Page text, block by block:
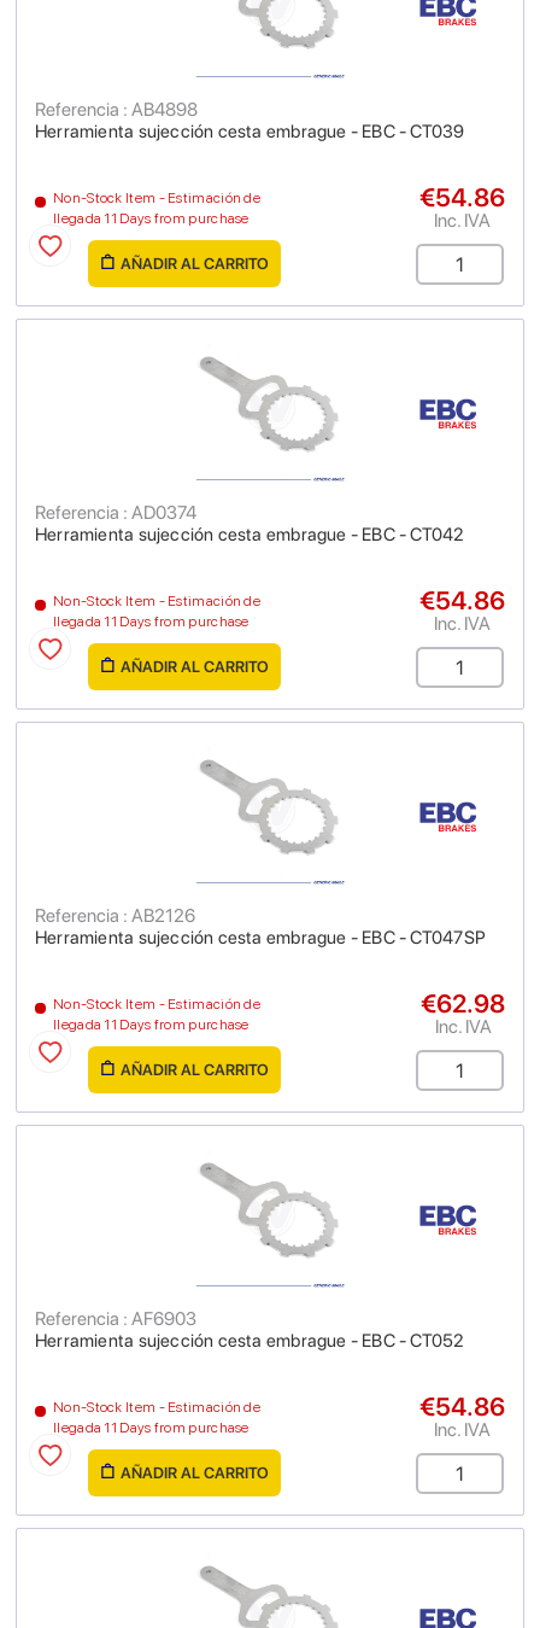
Herramienta sujección cesta embrague - EBC - CT039
Referencia : AB4898
Non-Stock Item - Estimación de
llegada 11 Days from purchase
€54.86
Inc. IVA
AÑADIR AL CARRITO
Herramienta sujección cesta embrague - EBC - CT042
Referencia : AD0374
Non-Stock Item - Estimación de
llegada 11 Days from purchase
€54.86
Inc. IVA
AÑADIR AL CARRITO
Herramienta sujección cesta embrague - EBC - CT047SP
Referencia : AB2126
Non-Stock Item - Estimación de
llegada 11 Days from purchase
€62.98
Inc. IVA
AÑADIR AL CARRITO
Herramienta sujección cesta embrague - EBC - CT052
Referencia : AF6903
Non-Stock Item - Estimación de
llegada 11 Days from purchase
€54.86
Inc. IVA
AÑADIR AL CARRITO